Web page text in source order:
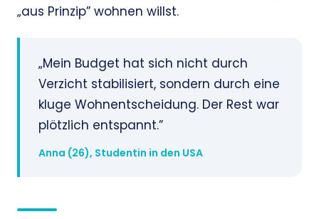
„aus Prinzip” wohnen willst.
„Mein Budget hat sich nicht durch
Verzicht stabilisiert, sondern durch eine
kluge Wohnentscheidung. Der Rest war
plötzlich entspannt.”
Anna (26), Studentin in den USA